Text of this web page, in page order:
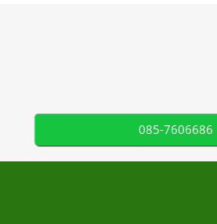
085-7606686